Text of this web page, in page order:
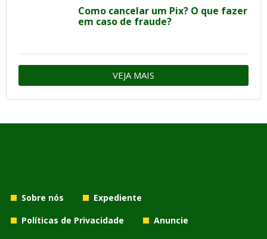
Como cancelar um Pix? O que fazer
em caso de fraude?
VEJA MAIS
Sobre nós
Expediente
Políticas de Privacidade
Anuncie